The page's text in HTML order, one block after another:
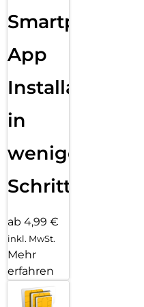
Sende eine Textnachricht,
Podcasts und kontaktiere
iPhone. Und jetzt bist du
Smartphone
App
Installation
in
wenigen
Schritten
ab 4,99 €
inkl. MwSt.
Mehr
erfahren